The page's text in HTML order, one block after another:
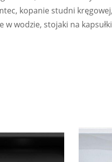
kopanie studni
w wodzie, stojaki na